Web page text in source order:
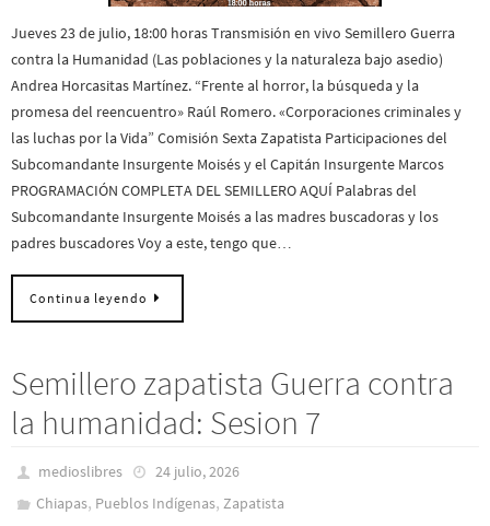
Jueves 23 de julio, 18:00 horas Transmisión en vivo Semillero Guerra
contra la Humanidad (Las poblaciones y la naturaleza bajo asedio)
Andrea Horcasitas Martínez. “Frente al horror, la búsqueda y la
promesa del reencuentro» Raúl Romero. «Corporaciones criminales y
las luchas por la Vida” Comisión Sexta Zapatista Participaciones del
Subcomandante Insurgente Moisés y el Capitán Insurgente Marcos
PROGRAMACIÓN COMPLETA DEL SEMILLERO AQUÍ Palabras del
Subcomandante Insurgente Moisés a las madres buscadoras y los
padres buscadores Voy a este, tengo que…
Continua leyendo
Semillero zapatista Guerra contra
la humanidad: Sesion 7
medioslibres
24 julio, 2026
Chiapas, Pueblos Indí­genas, Zapatista